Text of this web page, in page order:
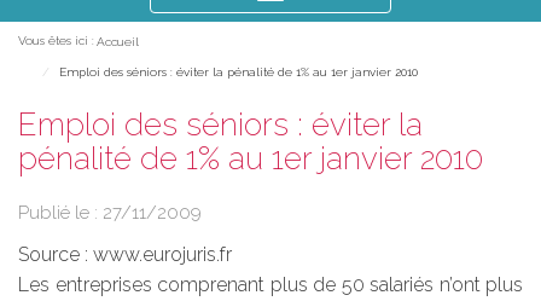
le
Vous êtes ici : Accueil
Emploi des séniors : éviter la pénalité de 1% au 1er janvier 2010
Emploi des séniors : éviter la
pénalité de 1% au 1er janvier 2010
Publié le : 27/11/2009
Source : www.eurojuris.fr
Les entreprises comprenant plus de 50 salariés n’ont plus